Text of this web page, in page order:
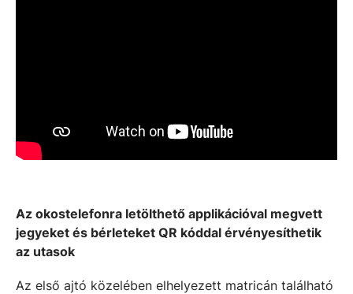
Az okostelefonra letölthető applikációval megvett
jegyeket és bérleteket QR kóddal érvényesíthetik
az utasok
Az első ajtó közelében elhelyezett matricán található